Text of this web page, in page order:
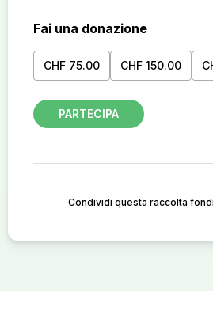
Fai una donazione
CHF 75.00 CHF 150.00
PARTECIPA
Condividi questa raccolta fondi